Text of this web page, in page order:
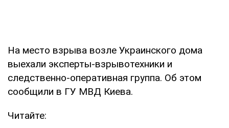
На место взрыва возле Украинского дома
выехали эксперты-взрывотехники и
следственно-оперативная группа. Об этом
сообщили в ГУ МВД Киева.
Читайте: